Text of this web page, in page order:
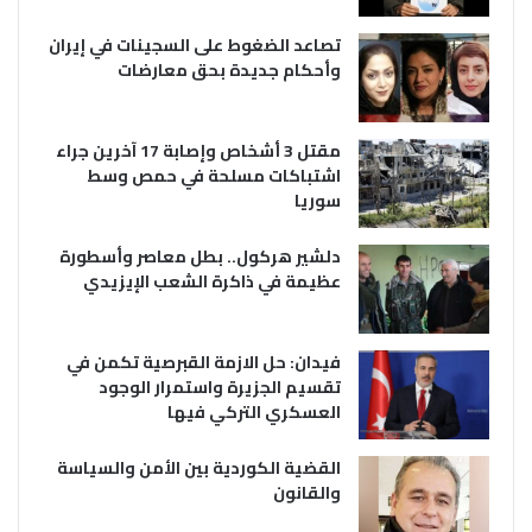
تصاعد الضغوط على السجينات في إيران
وأحكام جديدة بحق معارضات
مقتل 3 أشخاص وإصابة 17 آخرين جراء
اشتباكات مسلحة في حمص وسط
سوريا
دلشير هركول.. بطل معاصر وأسطورة
عظيمة في ذاكرة الشعب الإيزيدي
فيدان: حل الازمة القبرصية تكمن في
تقسيم الجزيرة واستمرار الوجود
العسكري التركي فيها
القضية الكوردية بين الأمن والسياسة
والقانون